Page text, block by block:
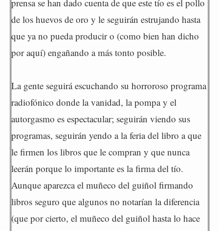
prensa se han dado cuenta de que este tío es el pollo
de los huevos de oro y le seguirán estrujando hasta
que ya no pueda producir o (como bien han dicho
por aquí) engañando a más tonto posible.
La gente seguirá escuchando su horroroso programa
radiofónico donde la vanidad, la pompa y el
autorgasmo es espectacular; seguirán viendo sus
programas, seguirán yendo a la feria del libro a que
le firmen los libros que le compran y que nunca
leerán porque lo importante es la firma del tío.
Aunque aparezca el muñeco del guiñol firmando
libros seguro que algunos no notarían la diferencia
(que por cierto, el muñeco del guiñol hasta lo hace